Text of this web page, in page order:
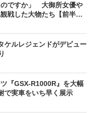
ですか」 大御所女優や
戦した大物たち【前半戦
ケルレジェンドがデビュー
『GSX-R1000R』を大幅
で実車をいち早く展示